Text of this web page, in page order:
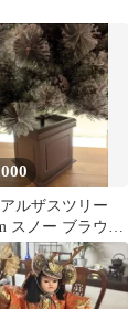
ルザスツリー
スノー ブラウン
専用収納バッグ